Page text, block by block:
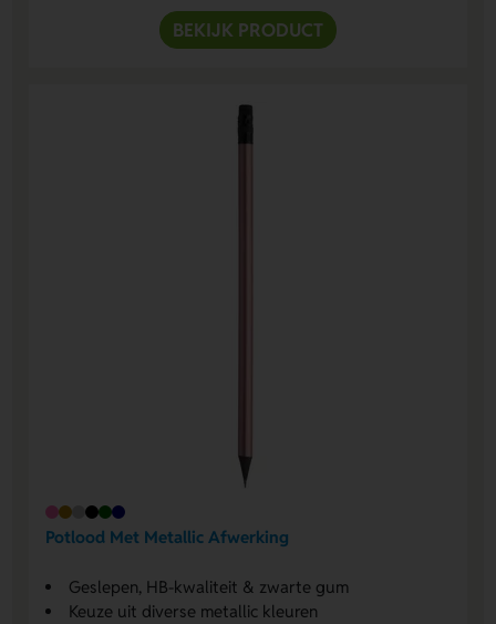
BEKIJK PRODUCT
Potlood Met Metallic Afwerking
Geslepen, HB-kwaliteit & zwarte gum
Keuze uit diverse metallic kleuren